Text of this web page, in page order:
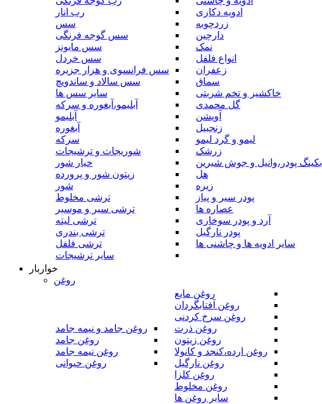
ادویه دکاری
زردچوبه
دارچین
نمک
انواع فلفل
زعفران
سماق
خاکشیر و تخم شربتی
گل محمدی
آویشن
زنجبیل
لیمو و گرد لیمو
زرشک
بکینگ پودر،وانیل و جوش شیرین
هل
زیره
پودر سیر و پیاز
عصاره ها
آرد و پودر سوخاری
پودر نارگیل
سایر ادویه ها و چاشنی ها
رب انار
سس
سس گوجه فرنگی
سس مایونز
سس خردل
سس فرانسوی و هزار جزیره
سس سالاد و ساندویچ
سایر سس ها
آبلیمو،آبغوره و سرکه
آبلیمو
آبغوره
سرکه
شوریجات و ترشیجات
خیار شور
زیتون شور و پرورده
شور
ترشی مخلوط
ترشی سیر و موسیر
ترشی لیته
ترشی بندری
ترشی فلفل
سایر ترشیجات
خواربار
روغن
روغن مایع
روغن آفتابگردان
روغن سرخ کردنی
روغن ذرت
روغن زیتون
روغن ارده،کنجد و کانولا
روغن نارگیل
روغن کلزا
روغن مخلوط
سایر روغن ها
روغن جامد و نیمه جامد
روغن جامد
روغن نیمه جامد
روغن حیوانی